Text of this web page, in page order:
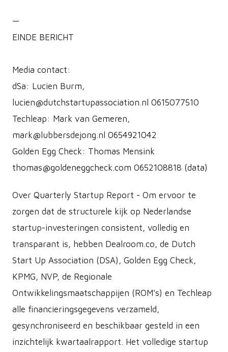
—
EINDE BERICHT
Media contact:
dSa: Lucien Burm,
lucien@dutchstartupassociation.nl 0615077510
Techleap: Mark van Gemeren,
mark@lubbersdejong.nl 0654921042
Golden Egg Check: Thomas Mensink
thomas@goldeneggcheck.com 0652108818 (data)
Over Quarterly Startup Report - Om ervoor te
zorgen dat de structurele kijk op Nederlandse
startup-investeringen consistent, volledig en
transparant is, hebben Dealroom.co, de Dutch
Start Up Association (DSA), Golden Egg Check,
KPMG, NVP, de Regionale
Ontwikkelingsmaatschappijen (ROM's) en Techleap
alle financieringsgegevens verzameld,
gesynchroniseerd en beschikbaar gesteld in een
inzichtelijk kwartaalrapport. Het volledige startup